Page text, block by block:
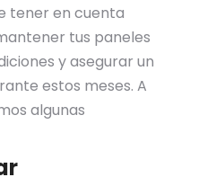
tener en cuenta
tus paneles
y asegurar un
estos meses. A
algunas